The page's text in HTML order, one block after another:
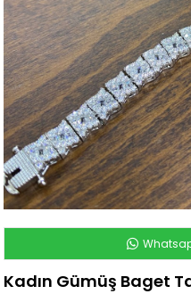
Kadın Gümüş Baget